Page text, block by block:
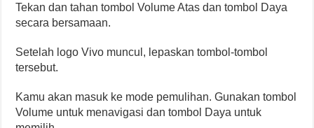
Tekan dan tahan tombol Volume Atas dan tombol Daya
secara bersamaan.
Setelah logo Vivo muncul, lepaskan tombol-tombol
tersebut.
Kamu akan masuk ke mode pemulihan. Gunakan tombol
Volume untuk menavigasi dan tombol Daya untuk